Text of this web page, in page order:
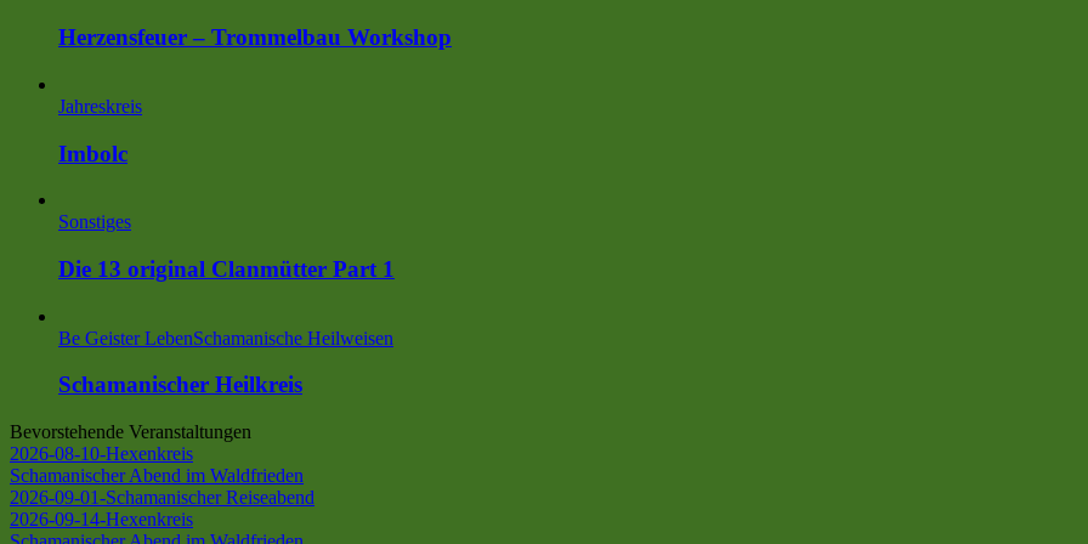
Herzensfeuer – Trommelbau Workshop
Jahreskreis
Imbolc
Sonstiges
Die 13 original Clanmütter Part 1
Be Geister LebenSchamanische Heilweisen
Schamanischer Heilkreis
Bevorstehende Veranstaltungen
2026-08-10-Hexenkreis
Schamanischer Abend im Waldfrieden
2026-09-01-Schamanischer Reiseabend
2026-09-14-Hexenkreis